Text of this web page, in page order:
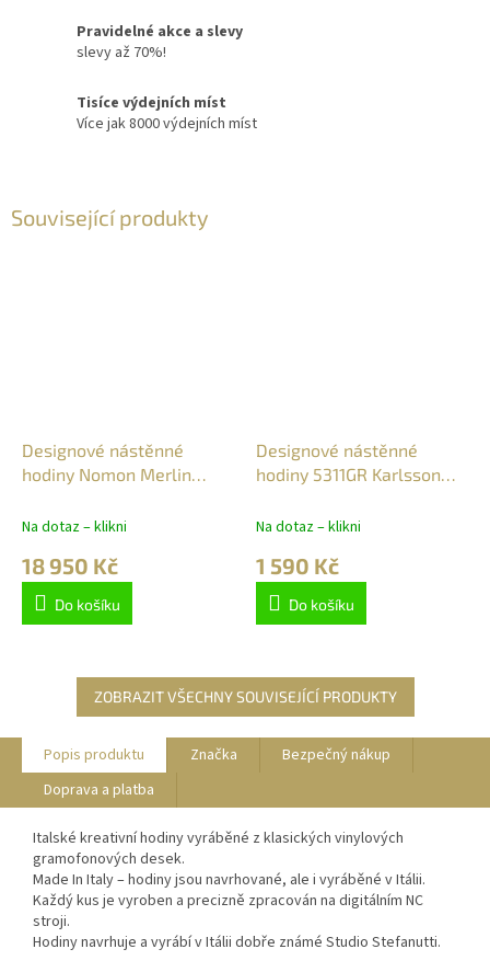
Pravidelné akce a slevy
slevy až 70%!
Tisíce výdejních míst
Více jak 8000 výdejních míst
Související produkty
Designové nástěnné
hodiny Nomon Merlin
Na dotaz – klikni
18 950 Kč
Do košíku
Designové nástěnné
hodiny 5311GR Karlsson
Na dotaz – klikni
1 590 Kč
Do košíku
ZOBRAZIT VŠECHNY SOUVISEJÍCÍ PRODUKTY
Popis produktu Značka
Bezpečný nákup
Doprava a platba
Italské kreativní hodiny vyráběné z klasických vinylových
gramofonových desek.
Made In Italy – hodiny jsou navrhované, ale i vyráběné v Itálii.
Každý kus je vyroben a precizně zpracován na digitálním NC
stroji.
Hodiny navrhuje a vyrábí v Itálii dobře známé Studio Stefanutti.